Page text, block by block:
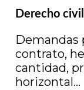
Derecho
contrato,
cantidad,
horizontal…